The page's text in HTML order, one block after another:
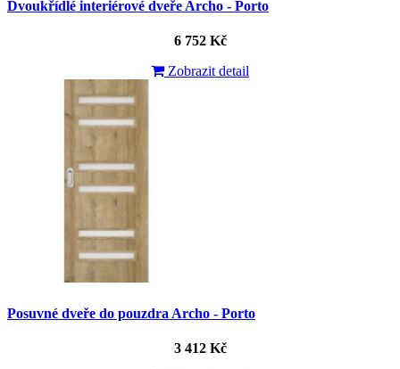
Dvoukřídlé interiérové dveře Archo - Porto
6 752 Kč
Zobrazit detail
Posuvné dveře do pouzdra Archo - Porto
3 412 Kč